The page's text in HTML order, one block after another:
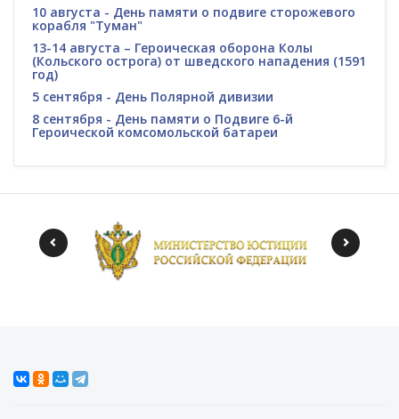
10 августа - День памяти о подвиге сторожевого
корабля "Туман"
13-14 августа – Героическая оборона Колы
(Кольского острога) от шведского нападения (1591
год)
5 сентября - День Полярной дивизии
8 сентября - День памяти о Подвиге 6-й
Героической комсомольской батареи